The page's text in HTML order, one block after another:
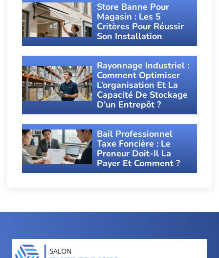
Store Banne Pour
Magasin : Les 5
Critères Pour Réussir
Son Installation
Rayonnage Industriel :
Comment Optimiser
L’organisation Et La
Capacité De Stockage
D’un Entrepôt ?
Bail Professionnel
Taxe Foncière : Le
Preneur Doit-Il La
Payer Et Comment ?